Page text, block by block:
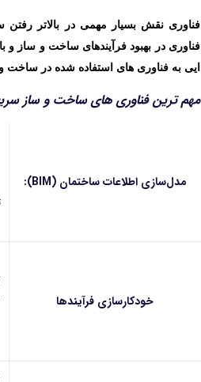
فناوری نقش بسیار مهمی در بالاتر
فناوری در بهبود فرآیندهای ساخت و ساز و
ایی به فناوری های استفاده شده در
مهم ترین فناوری های ساخت و ساز
مدل‌سازی اطلاعات ساختمان (BIM):
خودکارسازی فرآیندها